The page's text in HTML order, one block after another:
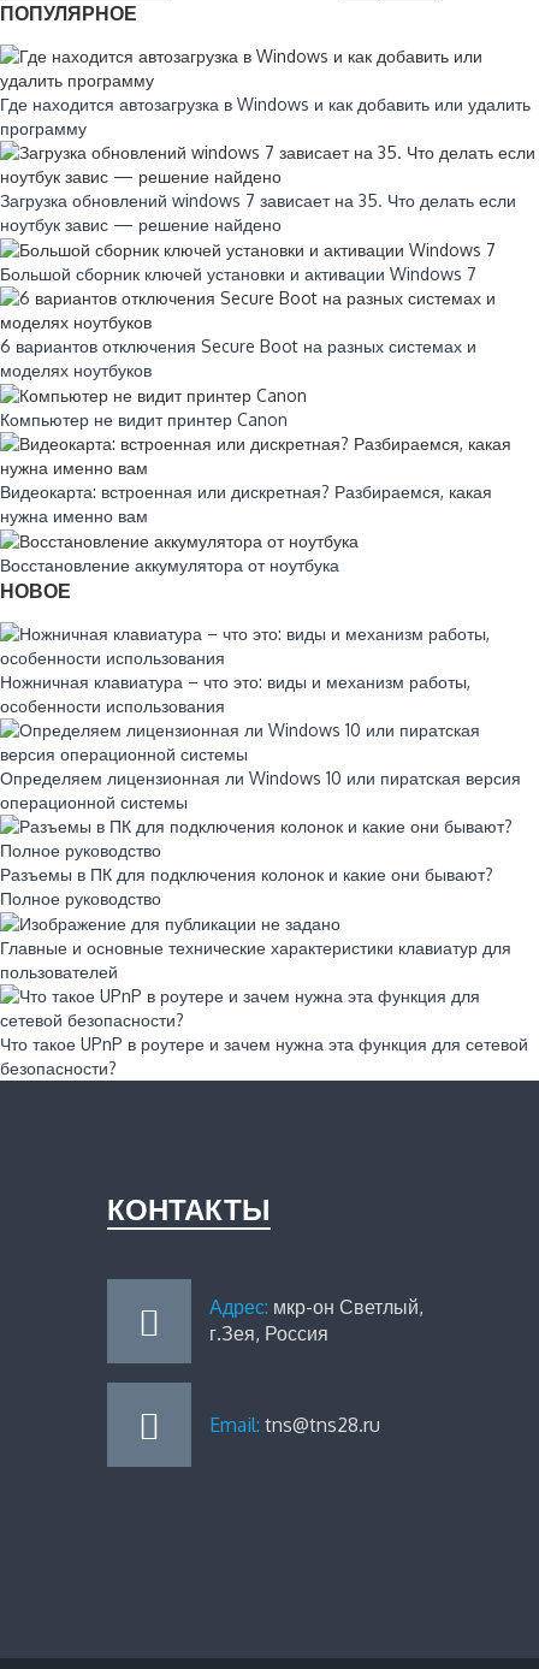
ПОПУЛЯРНОЕ
Где находится автозагрузка в Windows и как добавить или удалить
программу
Загрузка обновлений windows 7 зависает на 35. Что делать если
ноутбук завис — решение найдено
Большой сборник ключей установки и активации Windows 7
6 вариантов отключения Secure Boot на разных системах и
моделях ноутбуков
Компьютер не видит принтер Canon
Видеокарта: встроенная или дискретная? Разбираемся, какая
нужна именно вам
Восстановление аккумулятора от ноутбука
НОВОЕ
Ножничная клавиатура – что это: виды и механизм работы,
особенности использования
Определяем лицензионная ли Windows 10 или пиратская версия
операционной системы
Разъемы в ПК для подключения колонок и какие они бывают?
Полное руководство
Главные и основные технические характеристики клавиатур для
пользователей
Что такое UPnP в роутере и зачем нужна эта функция для сетевой
безопасности?
КОНТАКТЫ
Адрес: мкр-он Светлый,
г.Зея, Россия
Email: tns@tns28.ru